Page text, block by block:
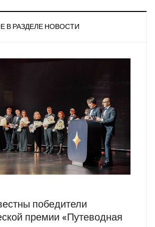
В РАЗДЕЛЕ НОВОСТИ
победители
премии «Путеводная